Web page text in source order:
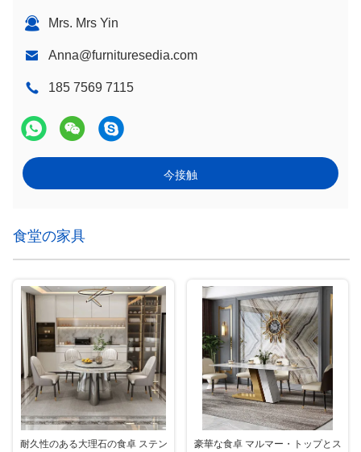
Mrs. Mrs Yin
Anna@furnituresedia.com
185 7569 7115
今接触
食堂の家具
耐久性のある大理石の食卓 ステン
豪華な食卓 マルマー・トップとス